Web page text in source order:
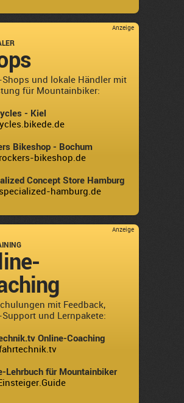
Anzeige
und lokale Händler mit
für Mountainbiker:
- Kiel
Bikeshop - Bochum
bikeshop.de
Concept Store Hamburg
hamburg.de
Anzeige
mit Feedback,
und Lernpakete:
Online-Coaching
Lehrbuch für Mountainbiker